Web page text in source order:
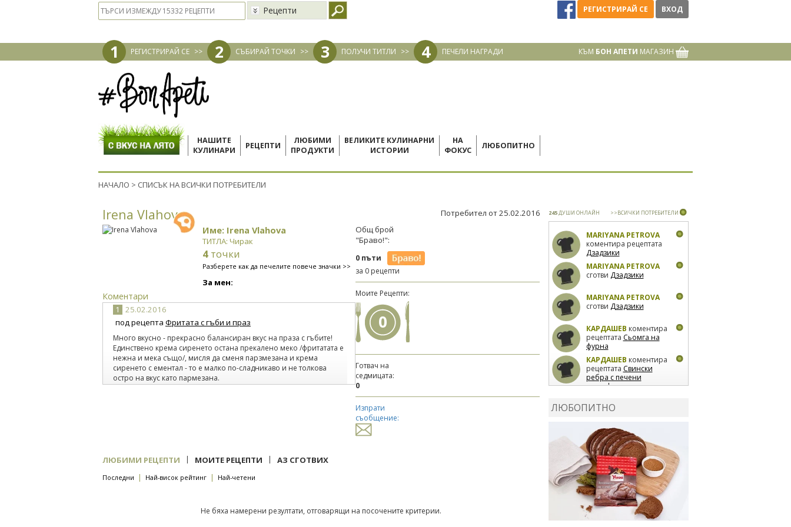
Рецепти РЕГИСТРИРАЙ СЕ ВХОД
1 РЕГИСТРИРАЙ СЕ >> 2 СЪБИРАЙ ТОЧКИ >> 3 ПОЛУЧИ ТИТЛИ >> 4 ПЕЧЕЛИ НАГРАДИ КЪМ БОН АПЕТИ МАГАЗИН
НАШИТЕ
КУЛИНАРИ
РЕЦЕПТИ
ЛЮБИМИ
ПРОДУКТИ
ВЕЛИКИТЕ КУЛИНАРНИ
ИСТОРИИ
НА
ФОКУС
ЛЮБОПИТНО
НАЧАЛО > СПИСЪК НА ВСИЧКИ ПОТРЕБИТЕЛИ
Irena Vlahova Потребител от 25.02.2016
Име: Irena Vlahova
ТИТЛА: Чирак
4 точки
Разберете как да печелите повече значки >>
За мен:
Коментари
1
25.02.2016
под рецепта Фритата с гъби и праз
Много вкусно - прекрасно балансиран вкус на праза с гъбите!
Единствено крема сиренето остана прекалено меко /фритатата е
нежна и мека също/, мисля да сменя парзмезана и крема
сиренето с ементал - то е малко по-сладникаво и не толкова
остро на вкус като пармезана.
Общ брой
"Браво!":
0 пъти
за 0 рецепти
Моите Рецепти:
0
Готвач на
седмицата:
0
Изпрати
съобщение:
ЛЮБИМИ РЕЦЕПТИ | МОИТЕ РЕЦЕПТИ | АЗ СГОТВИХ
Последни | Най-висок рейтинг | Най-четени
Не бяха намерени резултати, отговарящи на посочените критерии.
245ДУШИ ОНЛАЙН >>ВСИЧКИ ПОТРЕБИТЕЛИ
MARIYANA PETROVA
коментира рецептата
Дзадзики
MARIYANA PETROVA
сготви Дзадзики
MARIYANA PETROVA
сготви Дзадзики
КАРДАШЕВ коментира
рецептата Сьомга на
фурна
КАРДАШЕВ коментира
рецептата Свински
ребра с печени
картофи
лимон
коментира рецептата
Киноа със зеленчуци
ЛЮБОПИТНО